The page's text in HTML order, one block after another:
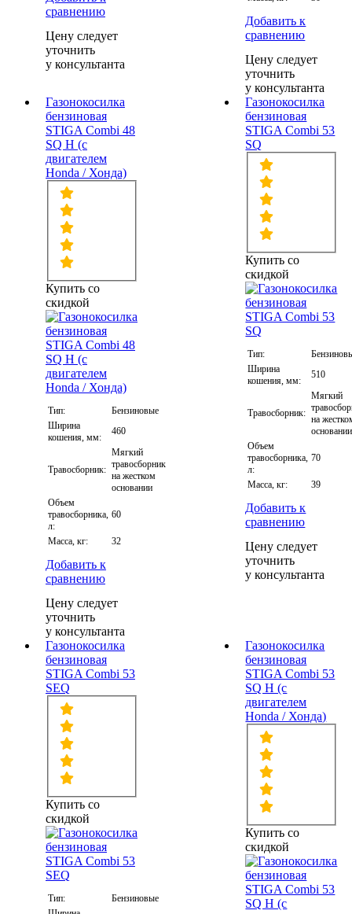
сравнению
Цену следует
уточнить
у консультанта
Добавить к
сравнению
Цену следует
уточнить
у консультанта
Газонокосилка
бензиновая
STIGA Combi 48
SQ H (с
двигателем
Honda / Хонда)
Купить со
скидкой
Тип:
Бензиновые
Ширина
кошения, мм:
460
Травосборник:
Мягкий
травосборник
на жестком
основании
Объем
травосборника,
л:
60
Масса, кг: 32
Добавить к
сравнению
Цену следует
уточнить
у консультанта
Газонокосилка
бензиновая
STIGA Combi 53
SQ
Купить со
скидкой
Тип:
Ширина
кошения, мм:
510
Травосборник:
Мягкий
на
основании
Объем
травосборника,
л:
70
Масса, кг: 39
Добавить к
сравнению
Цену следует
уточнить
у консультанта
Газонокосилка
бензиновая
STIGA Combi 53
SEQ
Купить со
скидкой
Тип:
Бензиновые
Газонокосилка
бензиновая
STIGA Combi 53
SQ H (с
двигателем
Honda / Хонда)
Купить со
скидкой